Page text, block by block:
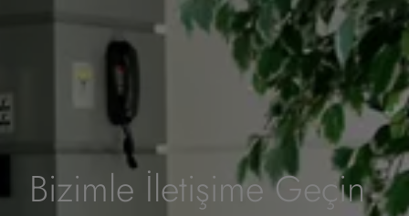
Bizimle İletişime Geçin